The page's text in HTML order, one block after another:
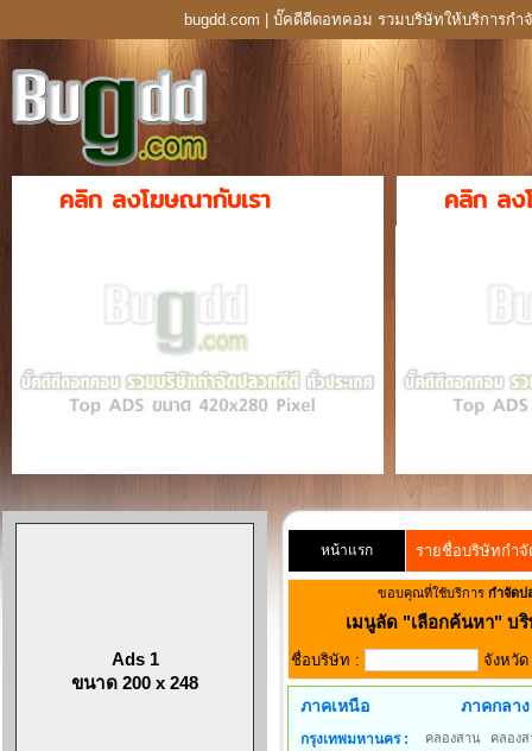
bugdd.com | บั๊คดีดีดอทคอม รวมบริษัทให้บริการกำ
คลิก ลงโฆษณากับเรา คลิก ลง
Ads 1
ขนาด 200 x 248
หน้าแรก รายชื่อบริษัทกำจั
ขอบคุณที่ใช้บริการ กำจัดป
เมนูลัด "เลือกค้นหา" บ
ชื่อบริษัท : จังหวัด
ภาคเหนือ ภาคกลาง
กรุงเทพมหานคร : คลองสาน
คลองส